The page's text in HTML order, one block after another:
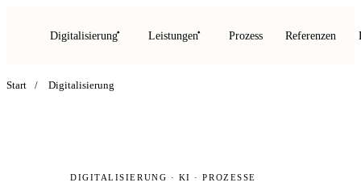
Digitalisierung Leistungen Prozess Referenzen
Start / Digitalisierung
DIGITALISIERUNG · KI · PROZESSE